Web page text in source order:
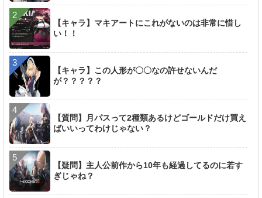
【キャラ】マキアートにこれがないのは非常に惜し
い！！
【キャラ】この人形が〇〇なの許せないんだ
が？？？？？
【質問】月パスって2種類あるけどゴールドだけ買え
ばいいってわけじゃない？
【疑問】主人公前作から10年も経過してるのに若す
ぎじゃね？